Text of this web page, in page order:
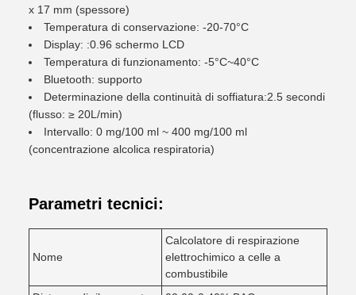
x 17 mm (spessore)
Temperatura di conservazione: -20-70°C
Display: :0.96 schermo LCD
Temperatura di funzionamento: -5°C~40°C
Bluetooth: supporto
Determinazione della continuità di soffiatura:2.5 secondi
(flusso: ≥ 20L/min)
Intervallo: 0 mg/100 ml ~ 400 mg/100 ml
(concentrazione alcolica respiratoria)
Parametri tecnici:
Nome
Calcolatore di respirazione
elettrochimico a celle a
combustibile